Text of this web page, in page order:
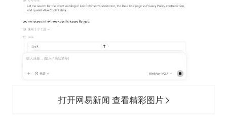
打开网易新闻 查看精彩图片